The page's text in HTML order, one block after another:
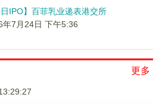
日IPO】百菲乳业递表港交所
年7月24日 下午5:36
更多